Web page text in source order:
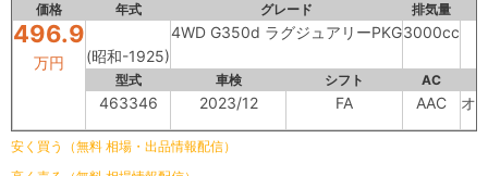
価格 年式 グレード 排気量
496.9
万円 (昭和-1925)
4WD G350d ラグジュアリーPKG3000cc
型式 車検 シフト AC
463346 2023/12 FA AAC オ
安く買う（無料 相場・出品情報配信）